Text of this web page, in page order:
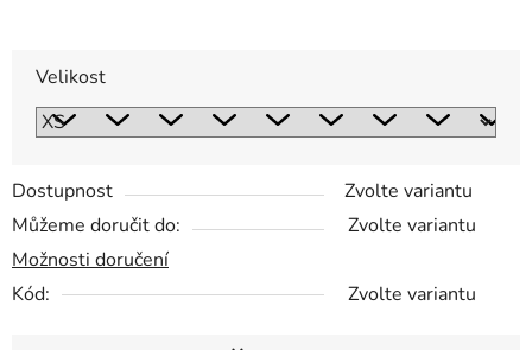
Velikost
Dostupnost
Zvolte variantu
Můžeme doručit do:
Zvolte variantu
Možnosti doručení
Kód:
Zvolte variantu